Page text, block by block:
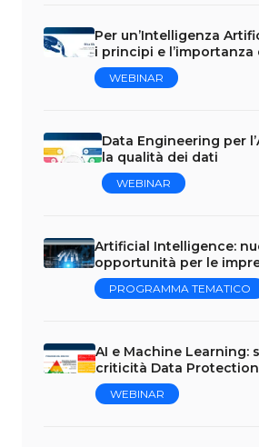
Per un’Intelligenza
i principi e l’importanza
WEBINAR
Data Engineering per
la qualità dei dati
WEBINAR
Artificial Intelligence:
opportunità per le
PROGRAMMA TEMATICO
AI e Machine Learning:
criticità Data Protection
WEBINAR